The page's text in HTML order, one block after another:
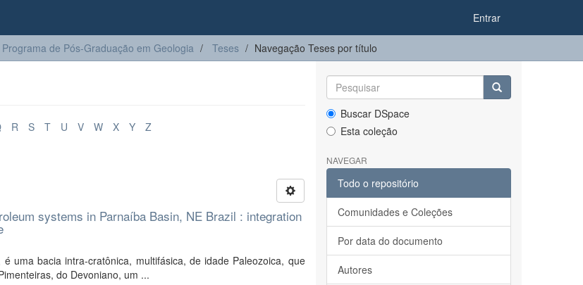
Entrar
de Pós-Graduação em Geologia Teses Navegação Teses por título
R S T U V W X Y Z
systems in Parnaíba Basin, NE Brazil : integration
uma bacia intra-cratônica, multifásica, de idade Paleozoica, que
do Devoniano, um ...
Buscar DSpace
Esta coleção
NAVEGAR
Todo o repositório
Comunidades e Coleções
Por data do documento
Autores